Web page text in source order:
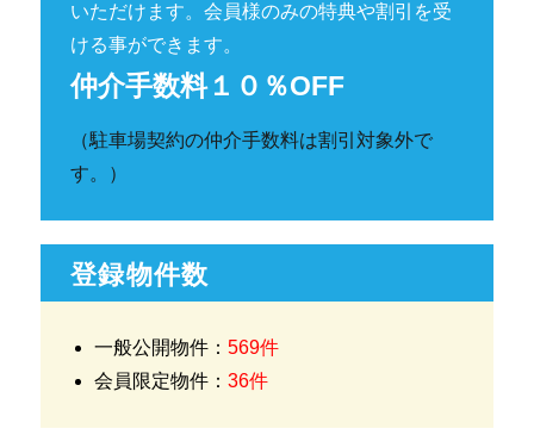
いただけます。会員様のみの特典や割引を受
ける事ができます。
仲介手数料１０％OFF
（駐車場契約の仲介手数料は割引対象外で
す。）
登録物件数
一般公開物件：569件
会員限定物件：36件